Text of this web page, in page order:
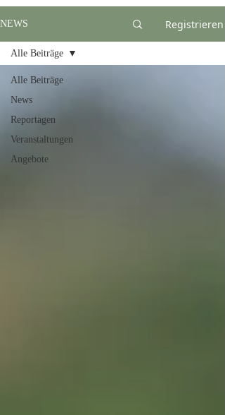
NEWS Registrieren
Alle Beiträge
News
Reportagen
Veranstaltungen
Angebote
Alle Beiträge